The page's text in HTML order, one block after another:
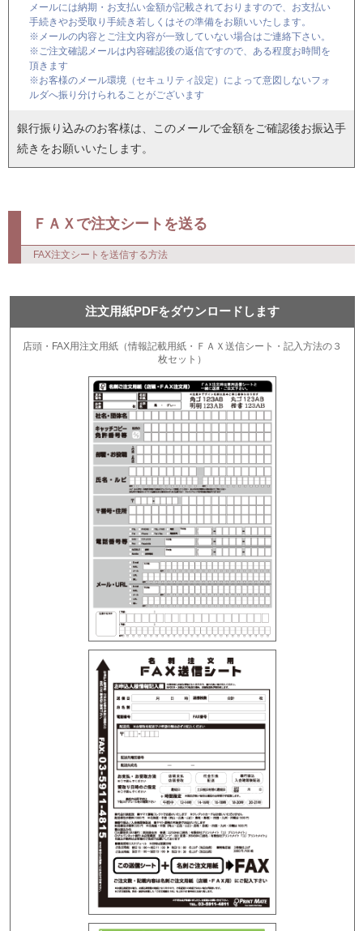
メールには納期・お支払い金額が記載されておりますので、お支払い
手続きやお受取り手続き若しくはその準備をお願いいたします。
※メールの内容とご注文内容が一致していない場合はご連絡下さい。
※ご注文確認メールは内容確認後の返信ですので、ある程度お時間を
頂きます
※お客様のメール環境（セキュリティ設定）によって意図しないフォ
ルダへ振り分けられることがございます
銀行振り込みのお客様は、このメールで金額をご確認後お振込手
続きをお願いいたします。
ＦＡＸで注文シートを送る
FAX注文シートを送信する方法
注文用紙PDFをダウンロードします
店頭・FAX用注文用紙（情報記載用紙・ＦＡＸ送信シート・記入方法の３
枚セット）